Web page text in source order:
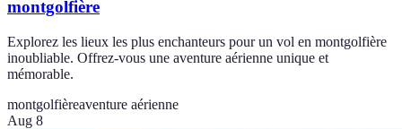
montgolfière
Explorez les lieux les plus enchanteurs pour un vol en montgolfière
inoubliable. Offrez-vous une aventure aérienne unique et
mémorable.
montgolfièreaventure aérienne
Aug 8